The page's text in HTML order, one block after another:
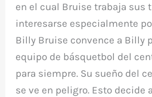
en el cual Bruise trabaja sus
interesarse especialmente
Billy Bruise convence a Billy
equipo de básquetbol del
para siempre. Su sueño del
se ve en peligro. Esto decide